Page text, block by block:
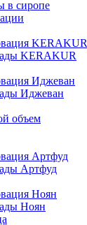
в сиропе
KERAKUR
KERAKUR
Иджеван
Иджеван
объем
Артфуд
Артфуд
Ноян
Ноян